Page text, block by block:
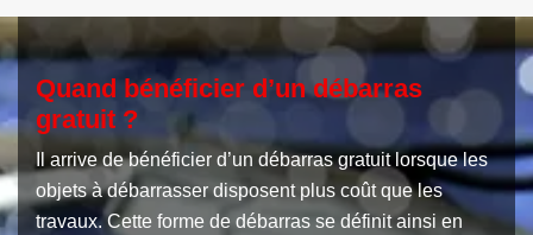
Quand bénéficier d’un débarras
gratuit ?
Il arrive de bénéficier d’un débarras gratuit lorsque les
objets à débarrasser disposent plus coût que les
travaux. Cette forme de débarras se définit ainsi en